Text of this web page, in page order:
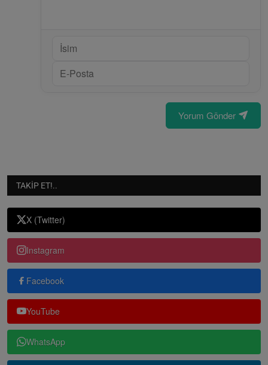
Yorum Gönder
TAKIP ET!..
X (Twitter)
Instagram
Facebook
YouTube
WhatsApp